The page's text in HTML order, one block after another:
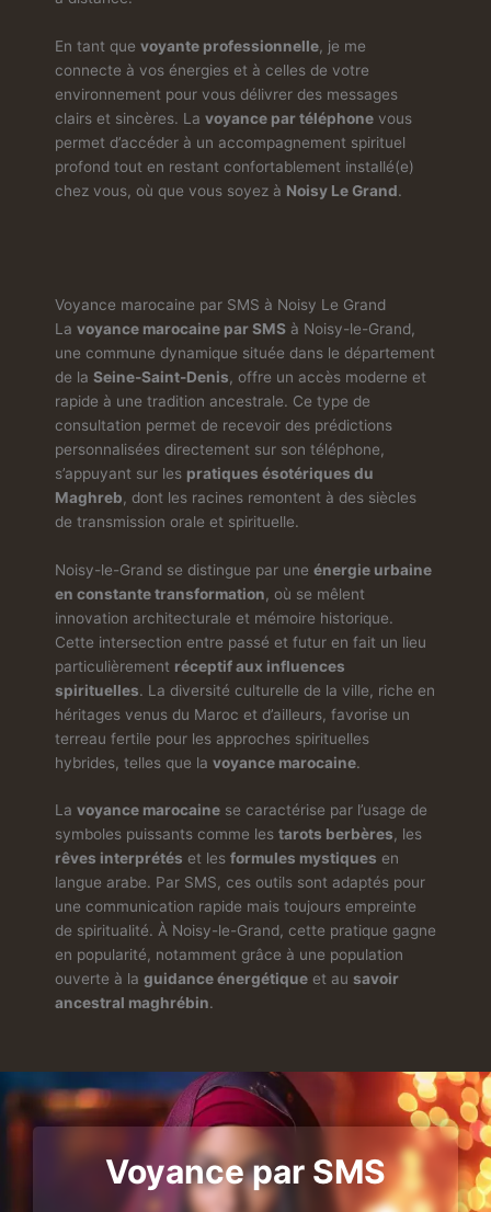
En tant que voyante professionnelle , je me
connecte à vos énergies et à celles de votre
environnement pour vous délivrer des messages
clairs et sincères. La voyance par téléphone vous
permet d’accéder à un accompagnement spirituel
profond tout en restant confortablement installé(e)
chez vous, où que vous soyez à Noisy Le Grand.
Voyance marocaine par SMS à Noisy Le Grand
La voyance marocaine par SMS à Noisy-le-Grand,
une commune dynamique située dans le département
de la Seine-Saint-Denis , offre un accès moderne et
rapide à une tradition ancestrale. Ce type de
consultation permet de recevoir des prédictions
personnalisées directement sur son téléphone,
s’appuyant sur les pratiques ésotériques du
Maghreb , dont les racines remontent à des siècles
de transmission orale et spirituelle.
Noisy-le-Grand se distingue par une énergie urbaine
en constante transformation , où se mêlent
innovation architecturale et mémoire historique.
Cette intersection entre passé et futur en fait un lieu
particulièrement réceptif aux influences
spirituelles. La diversité culturelle de la ville, riche en
héritages venus du Maroc et d’ailleurs, favorise un
terreau fertile pour les approches spirituelles
hybrides, telles que la voyance marocaine.
La voyance marocaine se caractérise par l’usage de
symboles puissants comme les tarots berbères, les
rêves interprétés et les formules mystiques en
langue arabe. Par SMS, ces outils sont adaptés pour
une communication rapide mais toujours empreinte
de spiritualité. À Noisy-le-Grand, cette pratique gagne
en popularité, notamment grâce à une population
ouverte à la guidance énergétique et au savoir
ancestral maghrébin.
Voyance par SMS